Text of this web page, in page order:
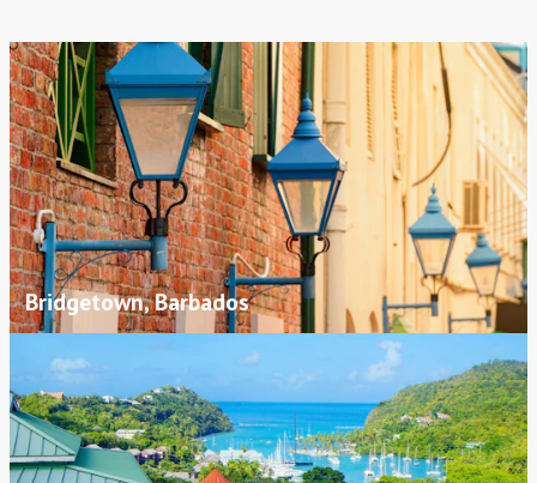
Bridgetown, Barbados